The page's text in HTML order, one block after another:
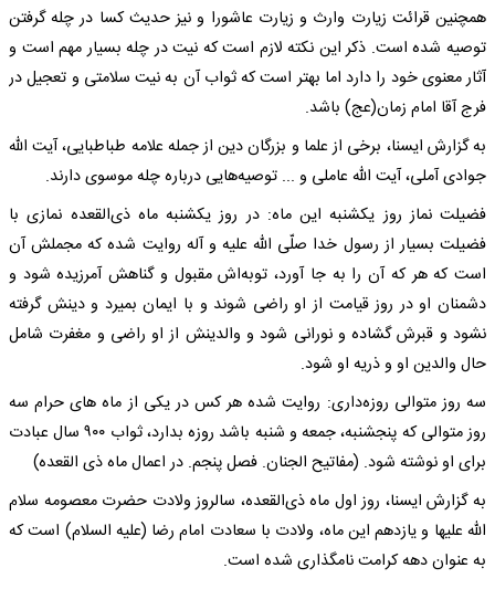
همچنین قرائت زیارت وارث و زیارت عاشورا و نیز حدیث کسا در چله گرفتن
توصیه شده است. ذکر این نکته لازم است که نیت در چله بسیار مهم است و
آثار معنوی خود را دارد اما بهتر است که ثواب آن به نیت سلامتی و تعجیل در
فرج آقا امام زمان(عج) باشد.
به گزارش ایسنا، برخی از علما و بزرگان دین از جمله علامه طباطبایی، آیت الله
جوادی آملی، آیت الله عاملی و ... توصیه‌هایی درباره چله موسوی دارند.
فضیلت نماز روز یکشنبه این ماه: در روز یکشنبه ماه ذی‌القعده نمازی با
فضیلت بسیار از رسول خدا صلّی الله علیه و آله روایت شده که مجملش آن
است که هر که آن را به جا آورد، توبه‌‌اش مقبول و گناهش آمرزیده شود و
دشمنان او در روز قیامت از او راضی شوند و با ایمان بمیرد و دینش گرفته
نشود و قبرش گشاده و نورانی شود و والدینش از او راضی و مغفرت شامل
حال والدین او و ذریه او شود.
سه روز متوالی روزه‌داری: روایت شده هر کس در یکی از ماه ‌های حرام سه
روز متوالی که پنجشنبه، جمعه و شنبه باشد روزه بدارد، ثواب ۹۰۰ سال عبادت
برای او نوشته شود. (مفاتیح الجنان. فصل پنجم. در اعمال ماه ذی القعده)
به گزارش ایسنا، روز اول ماه ذی‌القعده، سالروز ولادت حضرت معصومه سلام
الله علیها و یازدهم این ماه، ولادت با سعادت امام رضا (علیه السلام) است که
به عنوان دهه کرامت نامگذاری شده است.